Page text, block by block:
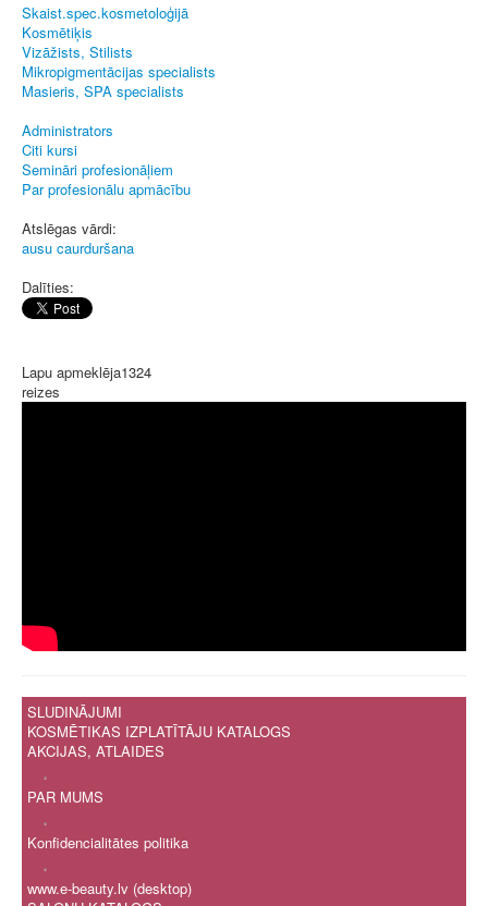
Skaist.spec.kosmetoloģijā
Kosmētiķis
Vizāžists, Stilists
Mikropigmentācijas specialists
Masieris, SPA specialists
Administrators
Citi kursi
Semināri profesionāļiem
Par profesionālu apmācību
Atslēgas vārdi:
ausu caurduršana
Dalīties:
Lapu apmeklēja1324
reizes
SLUDINĀJUMI
KOSMĒTIKAS IZPLATĪTĀJU KATALOGS
AKCIJAS, ATLAIDES
.
PAR MUMS
.
Konfidencialitātes politika
.
www.e-beauty.lv (desktop)